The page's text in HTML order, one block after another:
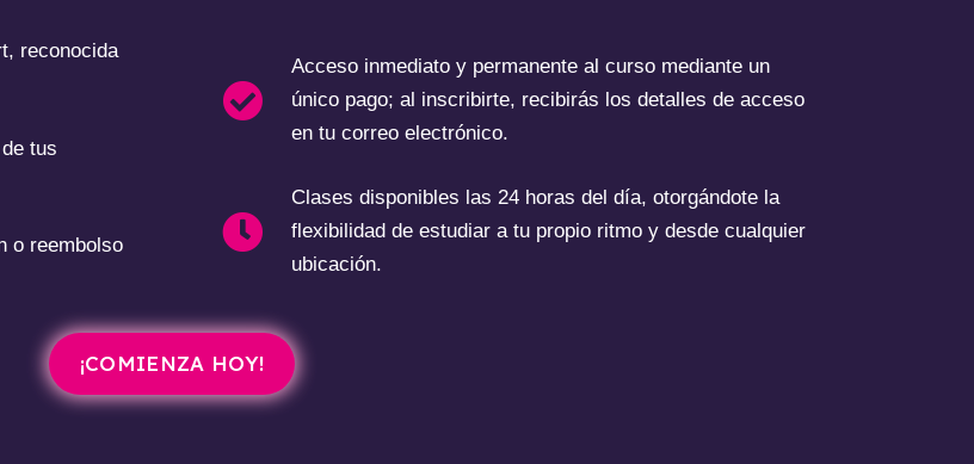
reconocida
tus
o reembolso
Acceso inmediato y permanente al curso mediante un
único pago; al inscribirte, recibirás los detalles de acceso
en tu correo electrónico.
Clases disponibles las 24 horas del día, otorgándote la
flexibilidad de estudiar a tu propio ritmo y desde cualquier
ubicación.
¡COMIENZA HOY!